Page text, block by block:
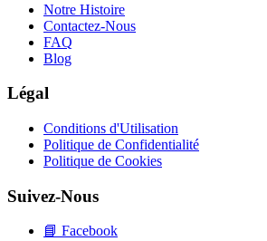
Notre Histoire
Contactez-Nous
FAQ
Blog
Légal
Conditions d'Utilisation
Politique de Confidentialité
Politique de Cookies
Suivez-Nous
📘 Facebook